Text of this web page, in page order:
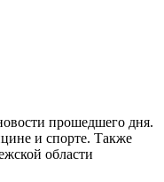
прошедшего дня.
и спорте. Также
области